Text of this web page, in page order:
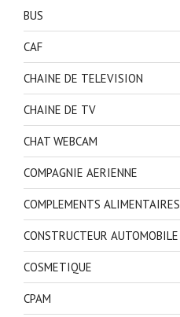
BUS
CAF
CHAINE DE TELEVISION
CHAINE DE TV
CHAT WEBCAM
COMPAGNIE AERIENNE
COMPLEMENTS ALIMENTAIRES
CONSTRUCTEUR AUTOMOBILE
COSMETIQUE
CPAM